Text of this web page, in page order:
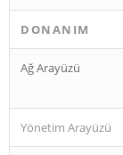
DONANIM
Ağ Arayüzü
Yönetim Arayüzü